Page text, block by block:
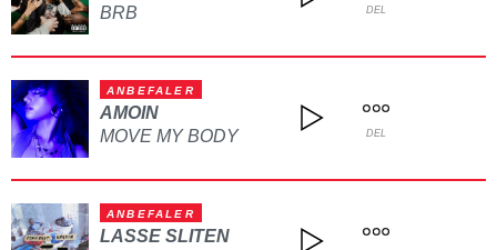
BRB
DEL
ANBEFALER
AMOIN
MOVE MY BODY
DEL
ANBEFALER
LASSE SLITEN